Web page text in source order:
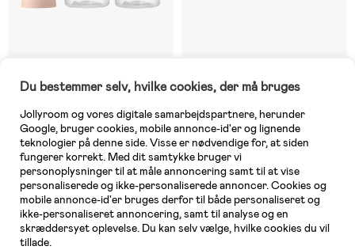
Latex 2-pak 150 ml, Blush
129 kr
Sut Flow 5
85 kr
Du bestemmer selv, hvilke cookies, der må bruges
Jollyroom og vores digitale samarbejdspartnere, herunder
Google, bruger cookies, mobile annonce-id'er og lignende
teknologier på denne side. Visse er nødvendige for, at siden
fungerer korrekt. Med dit samtykke bruger vi
personoplysninger til at måle annoncering samt til at vise
personaliserede og ikke-personaliserede annoncer. Cookies og
mobile annonce-id'er bruges derfor til både personaliseret og
ikke-personaliseret annoncering, samt til analyse og en
skræddersyet oplevelse. Du kan selv vælge, hvilke cookies du vil
tillade.